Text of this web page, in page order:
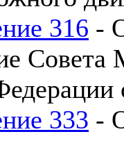
316 -
Совета
333 -